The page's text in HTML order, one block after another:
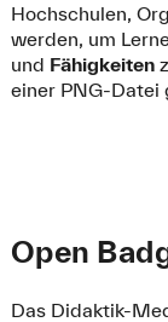
Hochschulen,
werden, um
und Fähigkeiten
einer PNG-Datei
Open
Das Didaktik-